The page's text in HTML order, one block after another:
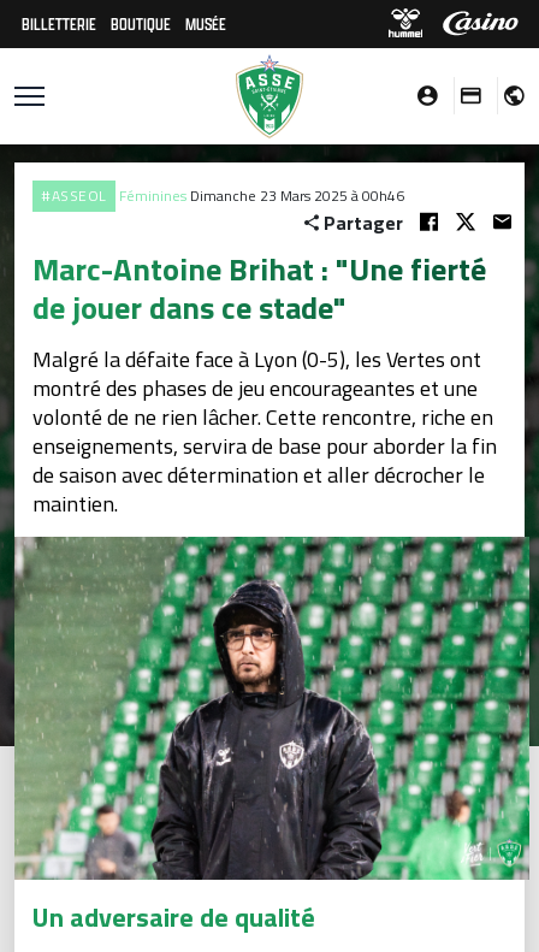
BILLETTERIE BOUTIQUE MUSÉE
#ASSEOL Féminines Dimanche 23 Mars 2025 à 00h46
Partager
Marc-Antoine Brihat : "Une fierté
de jouer dans ce stade"
Malgré la défaite face à Lyon (0-5), les Vertes ont
montré des phases de jeu encourageantes et une
volonté de ne rien lâcher. Cette rencontre, riche en
enseignements, servira de base pour aborder la fin
de saison avec détermination et aller décrocher le
maintien.
Un adversaire de qualité